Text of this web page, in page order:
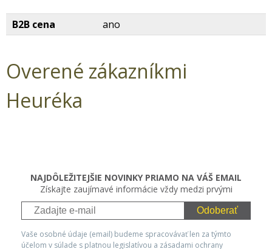
B2B cena ano
Overené zákazníkmi
Heuréka
NAJDÔLEŽITEJŠIE NOVINKY PRIAMO NA VÁŠ EMAIL
Získajte zaujímavé informácie vždy medzi prvými
Odoberať
Vaše osobné údaje (email) budeme spracovávať len za týmto
účelom v súlade s platnou legislatívou a zásadami ochrany